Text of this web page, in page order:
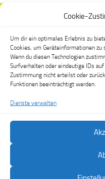
Cookie-
Um dir ein optimales Erlebnis zu
Cookies, um Geräteinformationen zu
Wenn du diesen Technologien
Surfverhalten oder eindeutige IDs
Zustimmung nicht erteilst oder
Funktionen beeinträchtigt werden.
Dienste verwalten